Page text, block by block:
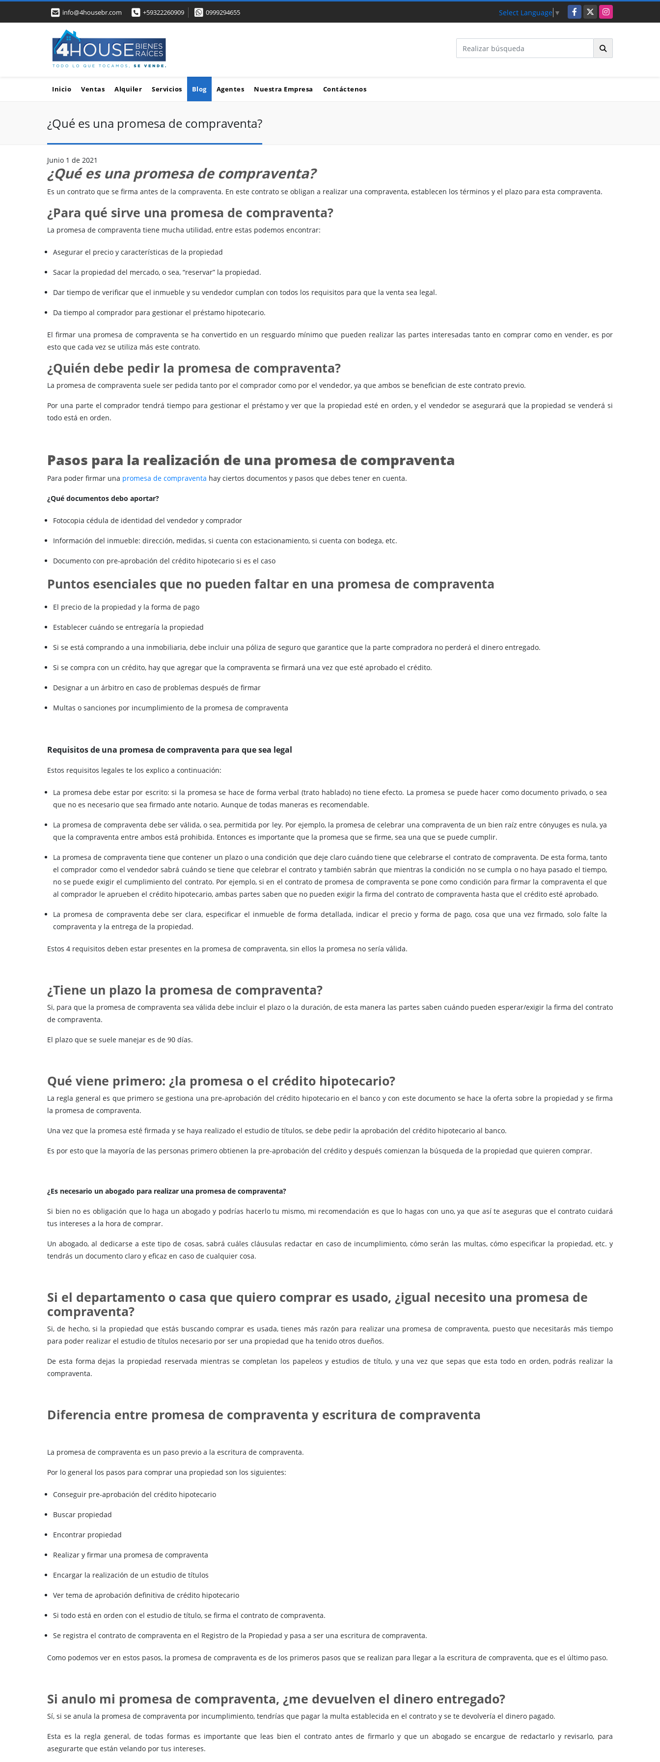
info@4housebr.com +59322260909 0999294655 Select Language ▼ Facebook
X Instagram
Inicio Ventas Alquiler Servicios Blog Agentes Nuestra Empresa Contáctenos
¿Qué es una promesa de compraventa?
Junio 1 de 2021
¿Qué es una promesa de compraventa?
Es un contrato que se firma antes de la compraventa. En este contrato se obligan a realizar una compraventa, establecen los términos y el plazo para esta compraventa.
¿Para qué sirve una promesa de compraventa?
La promesa de compraventa tiene mucha utilidad, entre estas podemos encontrar:
Asegurar el precio y características de la propiedad
Sacar la propiedad del mercado, o sea, “reservar” la propiedad.
Dar tiempo de verificar que el inmueble y su vendedor cumplan con todos los requisitos para que la venta sea legal.
Da tiempo al comprador para gestionar el préstamo hipotecario.
El firmar una promesa de compraventa se ha convertido en un resguardo mínimo que pueden realizar las partes interesadas tanto en comprar como en vender, es por
esto que cada vez se utiliza más este contrato.
¿Quién debe pedir la promesa de compraventa?
La promesa de compraventa suele ser pedida tanto por el comprador como por el vendedor, ya que ambos se benefician de este contrato previo.
Por una parte el comprador tendrá tiempo para gestionar el préstamo y ver que la propiedad esté en orden, y el vendedor se asegurará que la propiedad se venderá si
todo está en orden.
Pasos para la realización de una promesa de compraventa
Para poder firmar una promesa de compraventa hay ciertos documentos y pasos que debes tener en cuenta.
¿Qué documentos debo aportar?
Fotocopia cédula de identidad del vendedor y comprador
Información del inmueble: dirección, medidas, si cuenta con estacionamiento, si cuenta con bodega, etc.
Documento con pre-aprobación del crédito hipotecario si es el caso
Puntos esenciales que no pueden faltar en una promesa de compraventa
El precio de la propiedad y la forma de pago
Establecer cuándo se entregaría la propiedad
Si se está comprando a una inmobiliaria, debe incluir una póliza de seguro que garantice que la parte compradora no perderá el dinero entregado.
Si se compra con un crédito, hay que agregar que la compraventa se firmará una vez que esté aprobado el crédito.
Designar a un árbitro en caso de problemas después de firmar
Multas o sanciones por incumplimiento de la promesa de compraventa
Requisitos de una promesa de compraventa para que sea legal
Estos requisitos legales te los explico a continuación:
La promesa debe estar por escrito: si la promesa se hace de forma verbal (trato hablado) no tiene efecto. La promesa se puede hacer como documento privado, o sea
que no es necesario que sea firmado ante notario. Aunque de todas maneras es recomendable.
La promesa de compraventa debe ser válida, o sea, permitida por ley. Por ejemplo, la promesa de celebrar una compraventa de un bien raíz entre cónyuges es nula, ya
que la compraventa entre ambos está prohibida. Entonces es importante que la promesa que se firme, sea una que se puede cumplir.
La promesa de compraventa tiene que contener un plazo o una condición que deje claro cuándo tiene que celebrarse el contrato de compraventa. De esta forma, tanto
el comprador como el vendedor sabrá cuándo se tiene que celebrar el contrato y también sabrán que mientras la condición no se cumpla o no haya pasado el tiempo,
no se puede exigir el cumplimiento del contrato. Por ejemplo, si en el contrato de promesa de compraventa se pone como condición para firmar la compraventa el que
al comprador le aprueben el crédito hipotecario, ambas partes saben que no pueden exigir la firma del contrato de compraventa hasta que el crédito esté aprobado.
La promesa de compraventa debe ser clara, especificar el inmueble de forma detallada, indicar el precio y forma de pago, cosa que una vez firmado, solo falte la
compraventa y la entrega de la propiedad.
Estos 4 requisitos deben estar presentes en la promesa de compraventa, sin ellos la promesa no sería válida.
¿Tiene un plazo la promesa de compraventa?
Si, para que la promesa de compraventa sea válida debe incluir el plazo o la duración, de esta manera las partes saben cuándo pueden esperar/exigir la firma del contrato
de compraventa.
El plazo que se suele manejar es de 90 días.
Qué viene primero: ¿la promesa o el crédito hipotecario?
La regla general es que primero se gestiona una pre-aprobación del crédito hipotecario en el banco y con este documento se hace la oferta sobre la propiedad y se firma
la promesa de compraventa.
Una vez que la promesa esté firmada y se haya realizado el estudio de títulos, se debe pedir la aprobación del crédito hipotecario al banco.
Es por esto que la mayoría de las personas primero obtienen la pre-aprobación del crédito y después comienzan la búsqueda de la propiedad que quieren comprar.
¿Es necesario un abogado para realizar una promesa de compraventa?
Si bien no es obligación que lo haga un abogado y podrías hacerlo tu mismo, mi recomendación es que lo hagas con uno, ya que así te aseguras que el contrato cuidará
tus intereses a la hora de comprar.
Un abogado, al dedicarse a este tipo de cosas, sabrá cuáles cláusulas redactar en caso de incumplimiento, cómo serán las multas, cómo especificar la propiedad, etc. y
tendrás un documento claro y eficaz en caso de cualquier cosa.
Si el departamento o casa que quiero comprar es usado, ¿igual necesito una promesa de
compraventa?
Si, de hecho, si la propiedad que estás buscando comprar es usada, tienes más razón para realizar una promesa de compraventa, puesto que necesitarás más tiempo
para poder realizar el estudio de títulos necesario por ser una propiedad que ha tenido otros dueños.
De esta forma dejas la propiedad reservada mientras se completan los papeleos y estudios de título, y una vez que sepas que esta todo en orden, podrás realizar la
compraventa.
Diferencia entre promesa de compraventa y escritura de compraventa
La promesa de compraventa es un paso previo a la escritura de compraventa.
Por lo general los pasos para comprar una propiedad son los siguientes:
Conseguir pre-aprobación del crédito hipotecario
Buscar propiedad
Encontrar propiedad
Realizar y firmar una promesa de compraventa
Encargar la realización de un estudio de títulos
Ver tema de aprobación definitiva de crédito hipotecario
Si todo está en orden con el estudio de título, se firma el contrato de compraventa.
Se registra el contrato de compraventa en el Registro de la Propiedad y pasa a ser una escritura de compraventa.
Como podemos ver en estos pasos, la promesa de compraventa es de los primeros pasos que se realizan para llegar a la escritura de compraventa, que es el último paso.
Si anulo mi promesa de compraventa, ¿me devuelven el dinero entregado?
Sí, si se anula la promesa de compraventa por incumplimiento, tendrías que pagar la multa establecida en el contrato y se te devolvería el dinero pagado.
Esta es la regla general, de todas formas es importante que leas bien el contrato antes de firmarlo y que un abogado se encargue de redactarlo y revisarlo, para
asegurarte que están velando por tus intereses.